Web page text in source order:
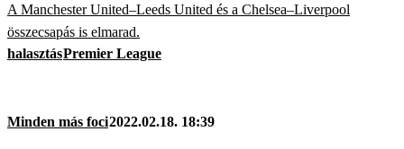
A Manchester United–Leeds United és a Chelsea–Liverpool
összecsapás is elmarad.
halasztásPremier League
Minden más foci2022.02.18. 18:39